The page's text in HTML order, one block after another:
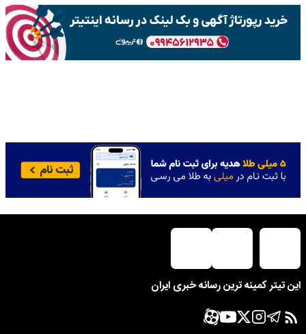
این تیتر کمینه ترین رسانه خبری ایران